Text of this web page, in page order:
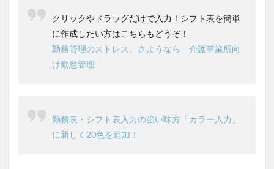
クリックやドラッグだけで入力！シフト表を簡単
に作成したい方はこちらもどうぞ！
勤務管理のストレス、さようなら 介護事業所向
け勤怠管理
勤務表・シフト表入力の強い味方「カラー入力」
に新しく20色を追加！
グループウェア
クレーム
クローズアップ現代
ケアズ・コネクト
ケアデータコネクト
ケアデータコネクト ホーム
コーチング
オリブ園
コミュニケーション
シーツ
シフト表 ジャイ子
ショートヘアー
スタッフ不足